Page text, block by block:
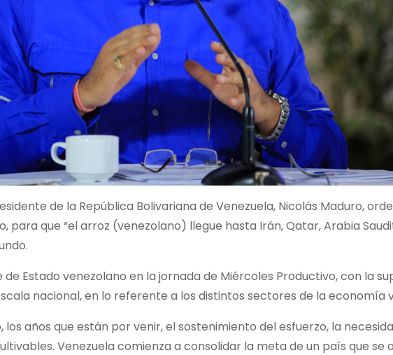
de la República Bolivariana de Venezuela, Nicolás Maduro,
que “el arroz (venezolano) llegue hasta Irán, Qatar, Arabia
Estado venezolano en la jornada de Miércoles Productivo, con la
nacional, en lo referente a los distintos sectores de la economía
los años que están por venir, el sostenimiento del esfuerzo, la
Venezuela comienza a consolidar la meta de un país que se